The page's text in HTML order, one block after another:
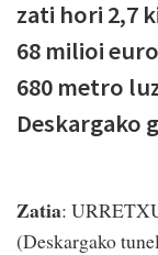
zati hori 2,7
68 milioi
680 metro
Deskargako
Zatia:
(Deskargako